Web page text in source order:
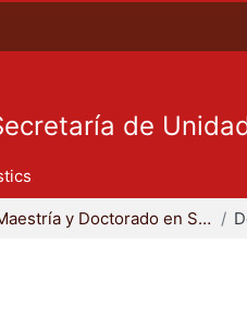
de
Maestría y Doctorado en Sociología